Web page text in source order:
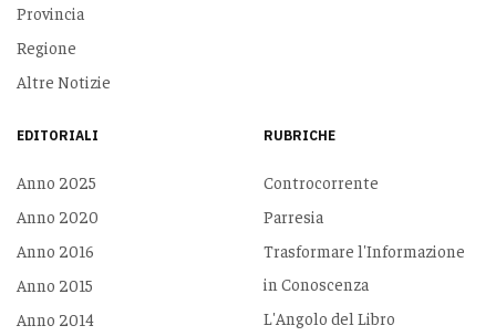
Provincia
Regione
Altre Notizie
EDITORIALI
Anno 2025
Anno 2020
Anno 2016
Anno 2015
Anno 2014
RUBRICHE
Controcorrente
Parresia
Trasformare l'Informazione
in Conoscenza
L'Angolo del Libro